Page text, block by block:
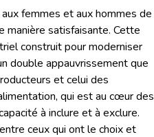
femmes et aux hommes de
manière satisfaisante. Cette
construit pour moderniser
double appauvrissement que
et celui des
qui est au cœur des
à inclure et à exclure.
ceux qui ont le choix et